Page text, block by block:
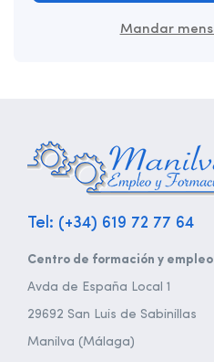
Mandar
Tel: (+34) 619 72 77 64
Centro de formación y empleo
Avda de España Local 1
29692 San Luis de Sabinillas
Manilva (Málaga)